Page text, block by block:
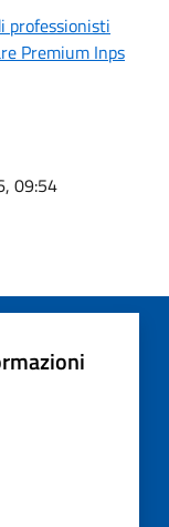
professionisti
Premium Inps
09:54